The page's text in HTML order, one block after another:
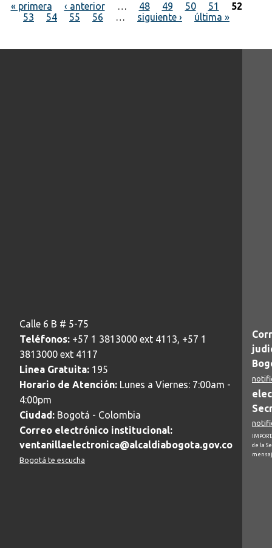
Páginas
« primera ‹ anterior … 48 49 50 51
52
53
54 55 56 … siguiente › última »
Calle 6 B # 5-75
Teléfonos: +57 1 3813000 ext 4113, +57 1
3813000 ext 4117
Linea Gratuita: 195
Horario de Atención: Lunes a Viernes: 7:00am -
4:00pm
Ciudad: Bogotá - Colombia
Correo electrónico institucional:
ventanillaelectronica@alcaldiabogota.gov.co
Bogotá te escucha
de la